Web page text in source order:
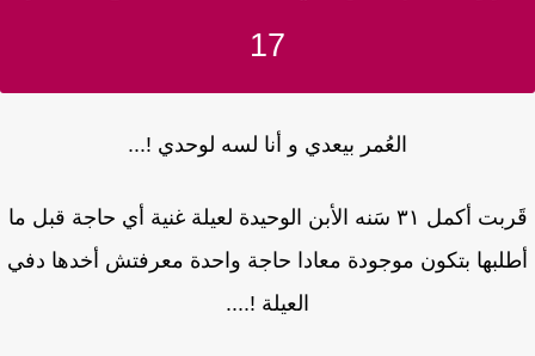
17
العُمر بيعدي و أنا لسه لوحدي !...
قَربت أكمل ٣١ سَنه الأبن الوحيدة لعيلة غنية أي حاجة قبل ما
بتكون موجودة معادا حاجة واحدة معرفتش أخدها دفي
العيلة !....